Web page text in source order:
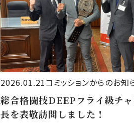
2026.01.21コミッションからのお知
総合格闘技DEEPフライ級チ
長を表敬訪問しました！